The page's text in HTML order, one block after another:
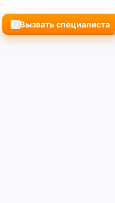
Вызвать специалиста